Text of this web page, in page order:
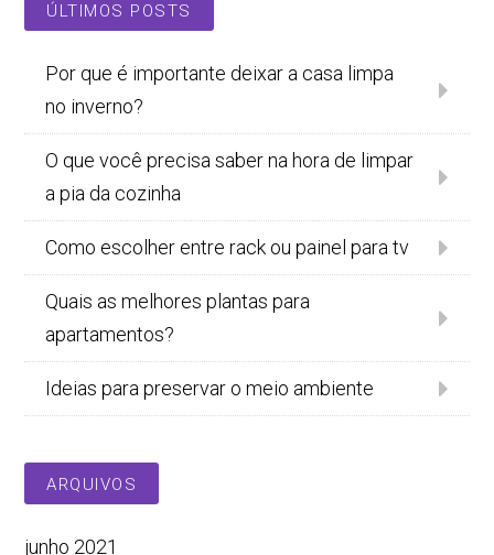
ÚLTIMOS POSTS
Por que é importante deixar a casa limpa
no inverno?
O que você precisa saber na hora de limpar
a pia da cozinha
Como escolher entre rack ou painel para tv
Quais as melhores plantas para
apartamentos?
Ideias para preservar o meio ambiente
ARQUIVOS
junho 2021